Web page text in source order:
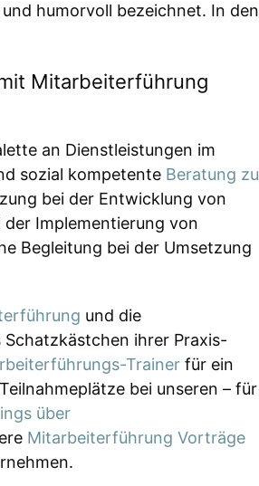
humorvoll bezeichnet. In den
Mitarbeiterführung
an Dienstleistungen im
sozial kompetente Beratung zu
bei der Entwicklung von
Implementierung von
Begleitung bei der Umsetzung
und die
Schatzkästchen ihrer Praxis-
Trainer für ein
bei unseren – für
über
Mitarbeiterführung Vorträge